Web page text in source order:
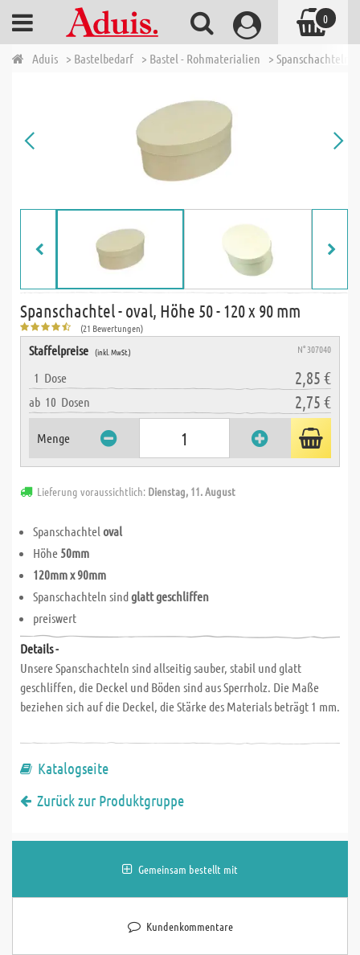
Aduis > Bastelbedarf > Bastel - Rohmaterialien > Spanschachteln -
Spanschachtel - oval, Höhe 50 - 120 x 90 mm
(21 Bewertungen)
Staffelpreise (inkl. MwSt.) N° 307040
1 Dose 2,85 €
ab 10 Dosen 2,75 €
Menge
Lieferung voraussichtlich: Dienstag, 11. August
Spanschachtel oval
Höhe 50mm
120mm x 90mm
Spanschachteln sindglatt geschliffen
preiswert
Details -
Unsere Spanschachteln sind allseitig sauber, stabil und glatt
geschliffen, die Deckel und Böden sind aus Sperrholz. Die Maße
beziehen sich auf die Deckel, die Stärke des Materials beträgt 1 mm.
Katalogseite
Zurück zur Produktgruppe
Gemeinsam bestellt mit
Kundenkommentare
0